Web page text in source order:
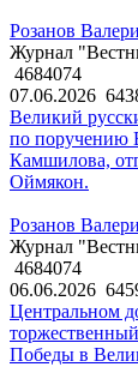
Розанов
Журнал
4684074
07.06.2026
Великий
по поручению
Камшилова,
Оймякон.
Розанов
Журнал
4684074
06.06.2026
Центральном
Победы в